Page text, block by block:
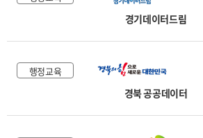
경기데이터드림
행정교육
경북 공공데이터